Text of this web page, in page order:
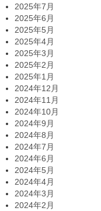
2025年7月
2025年6月
2025年5月
2025年4月
2025年3月
2025年2月
2025年1月
2024年12月
2024年11月
2024年10月
2024年9月
2024年8月
2024年7月
2024年6月
2024年5月
2024年4月
2024年3月
2024年2月